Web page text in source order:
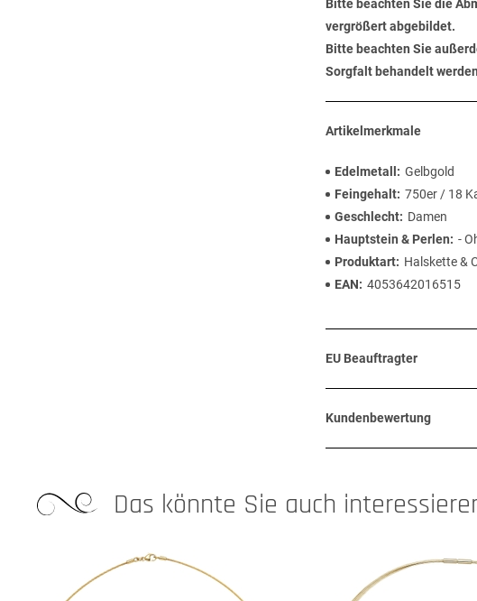
Bitte beachten Sie die
vergrößert abgebildet.
Bitte beachten Sie
Sorgfalt behandelt
Artikelmerkmale
Edelmetall
Gelbgold
Feingehalt 750er / 18
Geschlecht
Damen
Hauptstein & Perlen
-
Produktart
Halskette &
EAN
4053642016515
EU Beauftragter
Kundenbewertung
Das könnte Sie auch